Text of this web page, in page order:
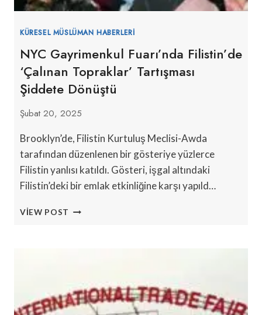
KÜRESEL MÜSLÜMAN HABERLERI
NYC Gayrimenkul Fuarı’nda Filistin’de
‘Çalınan Topraklar’ Tartışması
Şiddete Dönüştü
Şubat 20, 2025
Brooklyn’de, Filistin Kurtuluş Meclisi-Awda
tarafından düzenlenen bir gösteriye yüzlerce
Filistin yanlısı katıldı. Gösteri, işgal altındaki
Filistin’deki bir emlak etkinliğine karşı yapıld…
VIEW POST NYC
TARTIŞMASI
ŞIDDETE
DÖNÜŞTÜ